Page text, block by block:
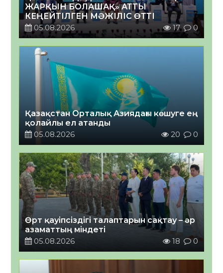
ЖАРҚЫН БОЛАШАҚ» АТТЫ
КЕҢЕЙТІЛГЕН МӘЖІЛІС ӨТТІ
05.08.2026
17 0
Қазақстан Орталық Азиядағы көшуге ең
қолайлы ел атанды
05.08.2026
20 0
Өрт қауіпсіздігі талаптарын сақтау – әр
азаматтың міндеті
05.08.2026
18 0